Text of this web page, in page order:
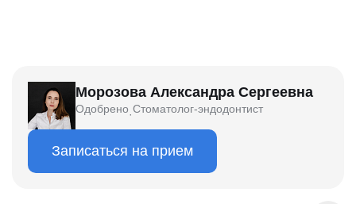
Морозова Александра Сергеевна
Одобрено·Стоматолог-эндодонтист
Записаться на прием